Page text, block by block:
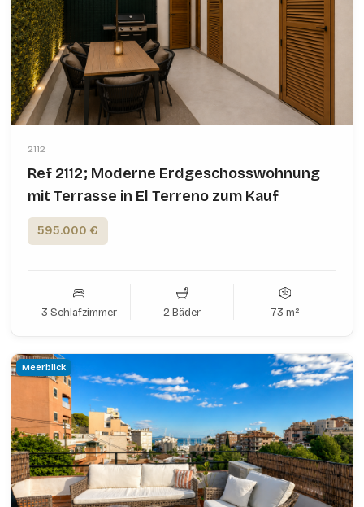
2112
Ref 2112; Moderne Erdgeschosswohnung
mit Terrasse in El Terreno zum Kauf
595.000 €
3 Schlafzimmer 2 Bäder 73 m²
Meerblick